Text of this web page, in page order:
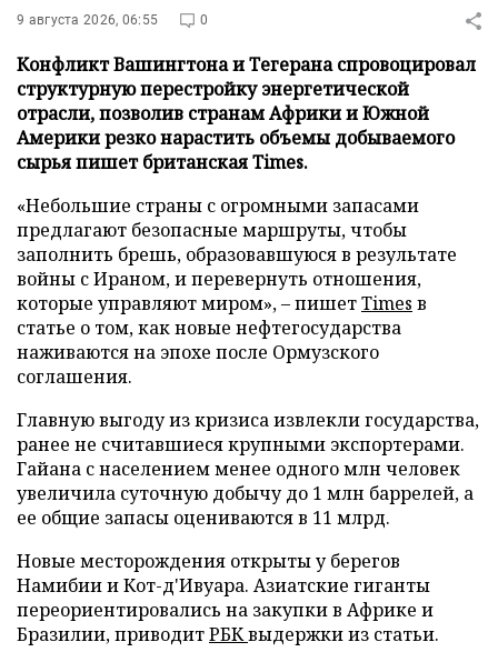
9 августа 2026, 06:55 0
Конфликт Вашингтона и Тегерана спровоцировал
структурную перестройку энергетической
отрасли, позволив странам Африки и Южной
Америки резко нарастить объемы добываемого
сырья пишет британская Times.
«Небольшие страны с огромными запасами
предлагают безопасные маршруты, чтобы
заполнить брешь, образовавшуюся в результате
войны с Ираном, и перевернуть отношения,
которые управляют миром», – пишетTimes в
статье о том, как новые нефтегосударства
наживаются на эпохе после Ормузского
соглашения.
Главную выгоду из кризиса извлекли государства,
ранее не считавшиеся крупными экспортерами.
Гайана с населением менее одного млн человек
увеличила суточную добычу до 1 млн баррелей, а
ее общие запасы оцениваются в 11 млрд.
Новые месторождения открыты у берегов
Намибии и Кот-д'Ивуара. Азиатские гиганты
переориентировались на закупки в Африке и
Бразилии, приводитРБКвыдержки из статьи.